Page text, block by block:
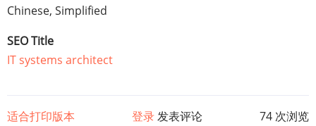
Chinese, Simplified
SEO Title
IT systems architect
适合打印版本 登录发表评论
74 次浏览